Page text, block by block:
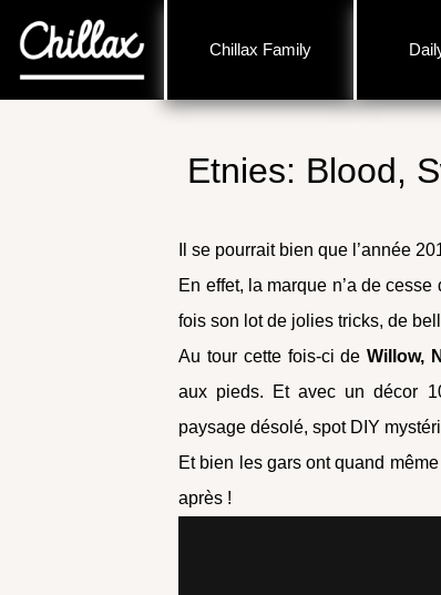
Chillax Family
Etnies: Blood,
Il se pourrait bien que l’année
En effet, la marque n’a de
fois son lot de jolies tricks, de
Au tour cette fois-ci deWillow,
aux pieds. Et avec un décor
paysage désolé, spot DIY
Et bien les gars ont quand
après !